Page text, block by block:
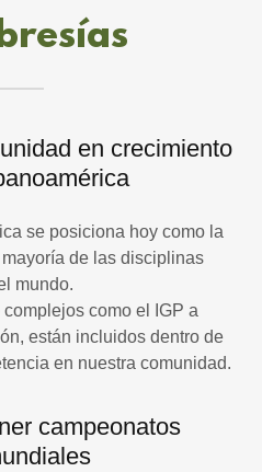
en crecimiento
se posiciona hoy como la
de las disciplinas
mundo.
como el IGP a
están incluidos dentro de
en nuestra comunidad.
campeonatos